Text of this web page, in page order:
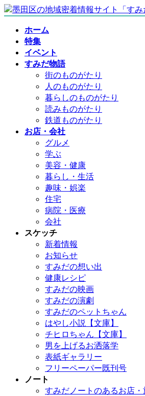
コ
ナ
ホーム
特集
イベント
すみだ物語
街のものがたり
人のものがたり
暮らしのものがたり
読みものがたり
鉄道ものがたり
お店・会社
グルメ
学ぶ
美容・健康
暮らし・生活
趣味・娯楽
住宅
病院・医療
会社
スケッチ
新着情報
お知らせ
すみだの想い出
健康レシピ
すみだの映画
すみだの演劇
すみだのペットちゃん
はやし小説【文庫】
チヒロちゃん【文庫】
男を上げるお洒落学
表紙ギャラリー
フリーペーパー既刊号
ノート
すみだノートのあるお店・